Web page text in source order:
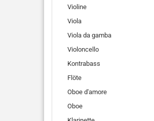
Violine
Viola
Viola da gamba
Violoncello
Kontrabass
Flöte
Oboe d'amore
Oboe